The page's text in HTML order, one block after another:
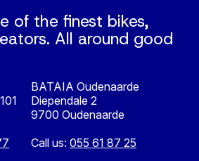
of the finest bikes,
All around good
BATAIA Oudenaarde
Diependale 2
9700 Oudenaarde
Call us: 055 61 87 25
Nederlands